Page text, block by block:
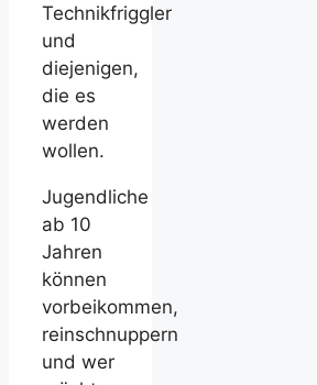
Technikfriggler
und
diejenigen,
die es
werden
wollen.
Jugendliche
ab 10
Jahren
können
vorbeikommen,
reinschnuppern
und wer